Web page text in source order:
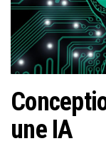
une IA